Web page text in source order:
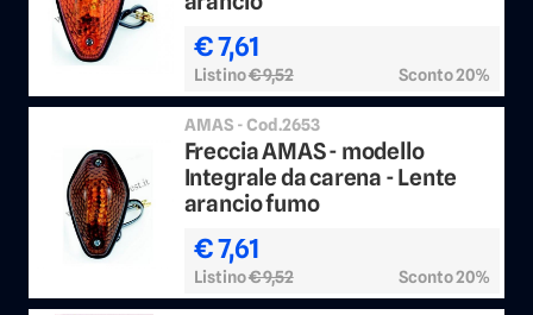
€ 7,61
Listino€ 9,52 Sconto 20%
AMAS - Cod.2653
Freccia AMAS - modello
Integrale da carena - Lente
arancio fumo
€ 7,61
Listino€ 9,52 Sconto 20%